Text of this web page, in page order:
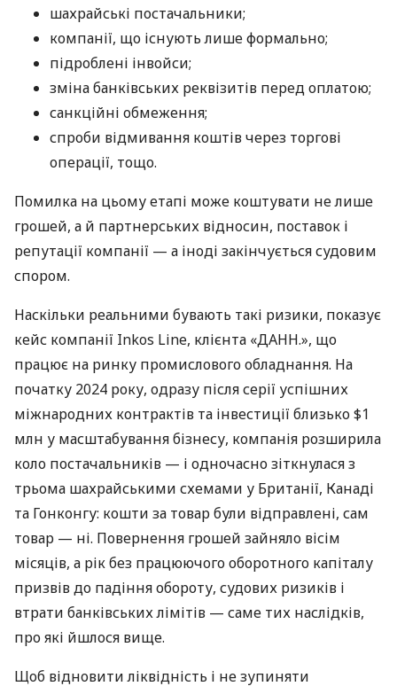
шахрайські постачальники;
компанії, що існують лише формально;
підроблені інвойси;
зміна банківських реквізитів перед оплатою;
санкційні обмеження;
спроби відмивання коштів через торгові
операції, тощо.
Помилка на цьому етапі може коштувати не лише
грошей, а й партнерських відносин, поставок і
репутації компанії — а іноді закінчується судовим
спором.
Наскільки реальними бувають такі ризики, показує
кейс компанії Inkos Line, клієнта «ДАНН.», що
працює на ринку промислового обладнання. На
початку 2024 року, одразу після серії успішних
міжнародних контрактів та інвестиції близько $1
млн у масштабування бізнесу, компанія розширила
коло постачальників — і одночасно зіткнулася з
трьома шахрайськими схемами у Британії, Канаді
та Гонконгу: кошти за товар були відправлені, сам
товар — ні. Повернення грошей зайняло вісім
місяців, а рік без працюючого оборотного капіталу
призвів до падіння обороту, судових ризиків і
втрати банківських лімітів — саме тих наслідків,
про які йшлося вище.
Щоб відновити ліквідність і не зупиняти